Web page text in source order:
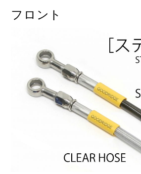
DUCATI HARLEY DAVIDSON
HYOSUNG
閉じる
フロント